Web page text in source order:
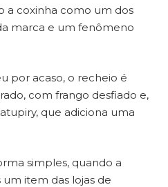
a coxinha como um dos
marca e um fenômeno
por acaso, o recheio é
com frango desfiado e,
que adiciona uma
simples, quando a
item das lojas de